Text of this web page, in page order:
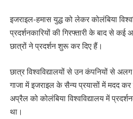
इजराइल-हमास युद्ध को लेकर कोलंबिया
प्रदर्शनकारियों की गिरफ्तारी के बाद से कई
छात्रों ने प्रदर्शन शुरू कर दिए हैं।
छात्र विश्वविद्यालयों से उन कंपनियों से
गाजा में इजराइल के सैन्य प्रयासों में मदद
अप्रैल को कोलंबिया विश्वविद्यालय में
था।